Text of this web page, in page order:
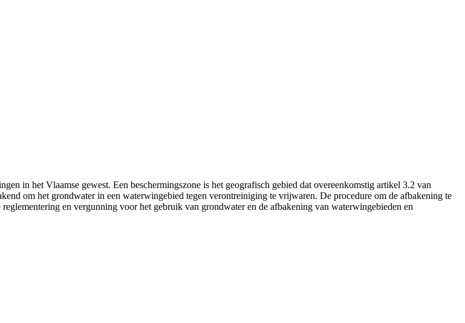
in het Vlaamse gewest. Een beschermingszone is het geografisch gebied dat overeenkomstig artikel 3.2 van
om het grondwater in een waterwingebied tegen verontreiniging te vrijwaren. De procedure om de afbakening te
en vergunning voor het gebruik van grondwater en de afbakening van waterwingebieden en